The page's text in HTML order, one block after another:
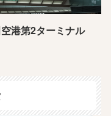
港第2ターミナル